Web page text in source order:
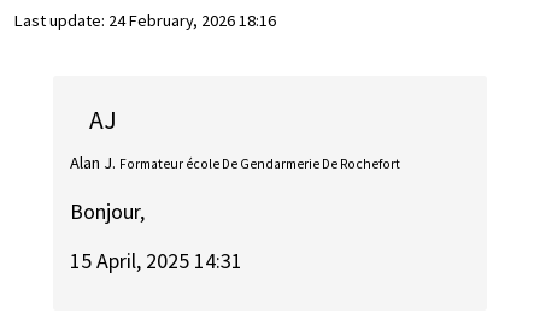
Last update: 24 February, 2026 18:16
AJ
Alan J. Formateur école De Gendarmerie De Rochefort
Bonjour,
15 April, 2025 14:31